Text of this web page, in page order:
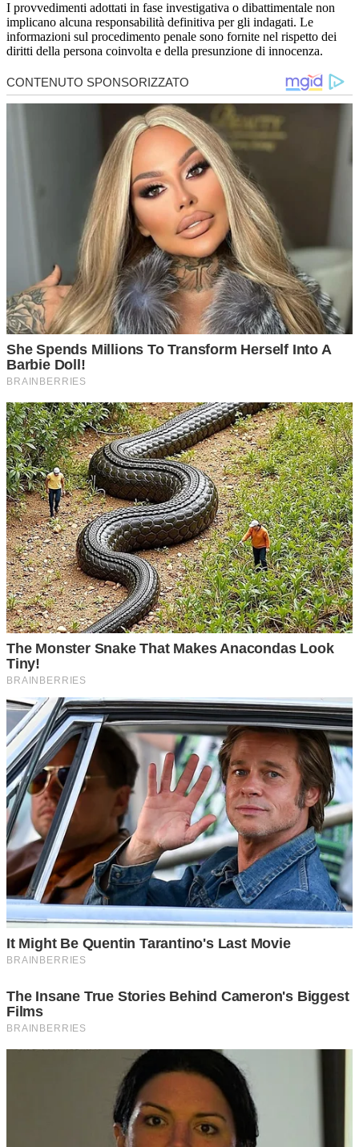
I provvedimenti adottati in fase investigativa o dibattimentale non
implicano alcuna responsabilità definitiva per gli indagati. Le
informazioni sul procedimento penale sono fornite nel rispetto dei
diritti della persona coinvolta e della presunzione di innocenza.